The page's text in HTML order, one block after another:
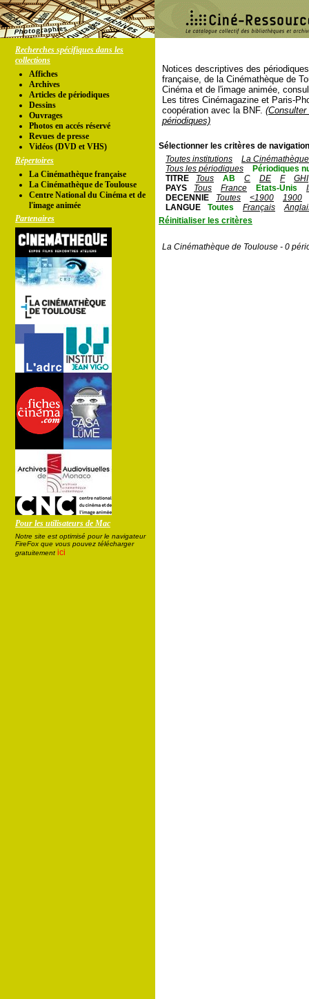
Recherches spécifiques dans les
collections
Affiches
Archives
Articles de périodiques
Dessins
Ouvrages
Photos en accés réservé
Revues de presse
Vidéos (DVD et VHS)
Répertoires
La Cinémathèque française
La Cinémathèque de Toulouse
Centre National du Cinéma et de
l'image animée
Partenaires
Pour les utilisateurs de Mac
Notre site est optimisé pour le navigateur
FireFox que vous pouvez télécharger
gratuitement ici
Notices descriptives des
française, de la Cinémathèque de
Cinéma et de l'image animée,
Les titres Cinémagazine et Paris-
coopération avec la BNF.
périodiques)
Sélectionner les critères de
Toutes institutions
La
Tous les périodiques
Périodiques
TITRE
Tous AB C DE F
GHI
PAYS
Tous France Etats-Unis
DECENNIE
Toutes <1900
1900
LANGUE
Toutes Français
Réinitialiser les critères
La Cinémathèque de Toulouse - 0